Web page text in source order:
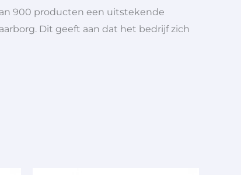
900 producten een uitstekende
Dit geeft aan dat het bedrijf zich